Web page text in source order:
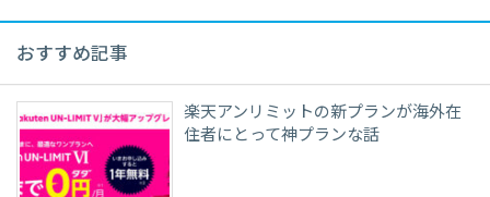
おすすめ記事
楽天アンリミットの新プランが海外在
住者にとって神プランな話